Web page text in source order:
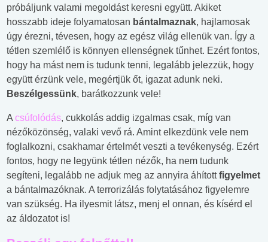
próbáljunk valami megoldást keresni együtt. Akiket
hosszabb ideje folyamatosan bántalmaznak, hajlamosak
úgy érezni, tévesen, hogy az egész világ ellenük van. Így a
tétlen szemlélő is könnyen ellenségnek tűnhet. Ezért fontos,
hogy ha mást nem is tudunk tenni, legalább jelezzük, hogy
együtt érzünk vele, megértjük őt, igazat adunk neki.
Beszélgessünk, barátkozzunk vele!
A csúfolódás, cukkolás addig izgalmas csak, míg van
nézőközönség, valaki vevő rá. Amint elkezdünk vele nem
foglalkozni, csakhamar értelmét veszti a tevékenység. Ezért
fontos, hogy ne legyünk tétlen nézők, ha nem tudunk
segíteni, legalább ne adjuk meg az annyira áhítottfigyelmet
a bántalmazóknak. A terrorizálás folytatásához figyelemre
van szükség. Ha ilyesmit látsz, menj el onnan, és kísérd el
az áldozatot is!